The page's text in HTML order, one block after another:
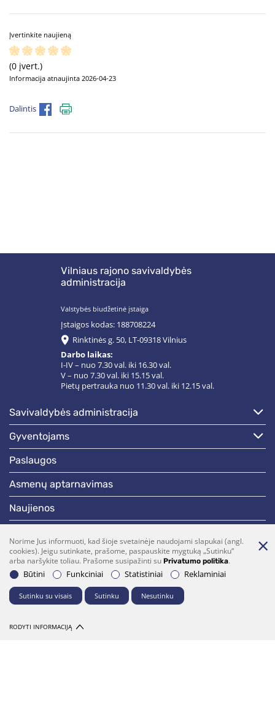
Įvertinkite naujieną
(0 įvert.)
Informacija atnaujinta 2026-04-23
Dalintis
Vilniaus rajono savivaldybės
administracija
Valstybės biudžetinė įstaiga
Įstaigos kodas: 188708224
Rinktinės g. 50, LT-09318 Vilnius
Darbo laikas:
I-IV – nuo 7.30 val. iki 16.30 val.
V – nuo 7.30 val. iki 15.15 val.
Pietų pertrauka nuo 11.30 val. iki 12.15 val.
savivaldybės administracija
gyventojams
paslaugos
asmenų aptarnavimas
naujienos
darbotvarkės
Bendraukime
Norime Jus informuoti, kad šioje svetainėje naudojami slapukai (angl.
cookies). Jeigu sutinkate, prašome, paspauskite mygtuką „Sutinku“
arba naršykite toliau. Prašome susipažinti su Privatumo politika.
Būtini
Funkciniai Statistiniai Reklaminiai
Sutinku su visais Sutinku Nesutinku
RODYTI INFORMACIJĄ